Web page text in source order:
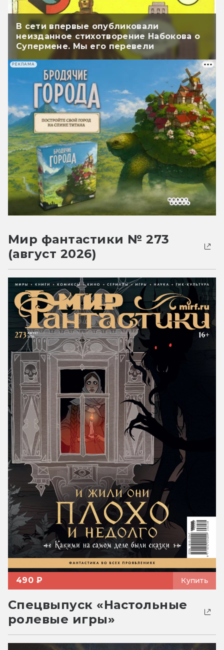
В сети впервые опубликовали
неизданное стихотворение Набокова о
Супермене. Мы его перевели
РЕКЛАМА
Мир фантастики № 273
(август 2026)
490 ₽ Купить
Спецвыпуск «Настольные
ролевые игры»